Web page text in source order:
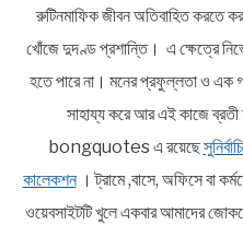
রুটিনমাফিক জীবন অতিবাহিত করতে
খোঁজে দুদণ্ড প্রশান্তি। এ ক্ষেত্রে
হতে পারে না। মনের প্রফুল্লতা ও এক
সাহায্য করে আর এই কাজে
bongquotes এ রয়েছে
কালেকশন। ট্রামে ,বাসে, অফিসে বা
ওয়েবসাইটটি খুলে একবার আমাদের